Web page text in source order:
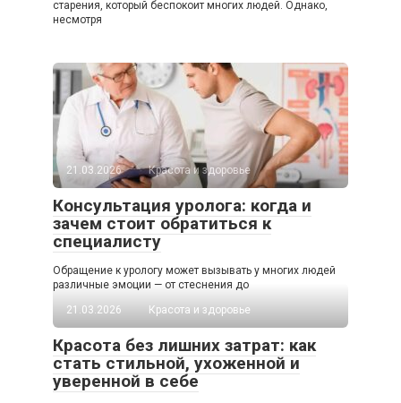
старения, который беспокоит многих людей. Однако,
несмотря
21.03.2026 Красота и здоровье
Консультация уролога: когда и
зачем стоит обратиться к
специалисту
Обращение к урологу может вызывать у многих людей
различные эмоции — от стеснения до
21.03.2026
Красота и здоровье
Красота без лишних затрат: как
стать стильной, ухоженной и
уверенной в себе